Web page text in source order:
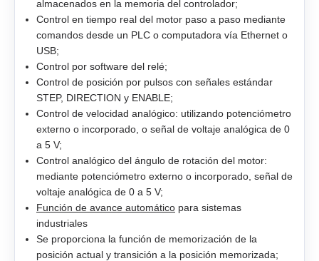
EMJ-A5
EMJ-01
EMJ-02
EMJ-04
EMJ-08
EMJ-10
EMG-10
almacenados en la memoria del controlador;
Control en tiempo real del motor paso a paso mediante
comandos desde un PLC o computadora vía Ethernet o
USB;
Control por software del relé;
Control de posición por pulsos con señales estándar
STEP, DIRECTION y ENABLE;
Control de velocidad analógico: utilizando potenciómetro
externo o incorporado, o señal de voltaje analógica de 0
a 5 V;
Control analógico del ángulo de rotación del motor:
mediante potenciómetro externo o incorporado, señal de
voltaje analógica de 0 a 5 V;
Función de avance automático para sistemas
industriales
Se proporciona la función de memorización de la
posición actual y transición a la posición memorizada;